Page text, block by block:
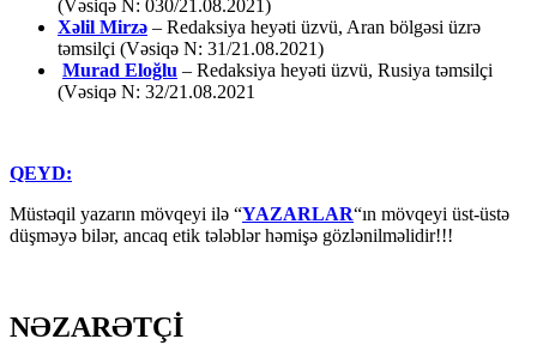
(Vəsiqə N: 030/21.08.2021)
Xəlil Mirzə – Redaksiya heyəti üzvü, Aran bölgəsi üzrə
təmsilçi (Vəsiqə N: 31/21.08.2021)
Murad Eloğlu – Redaksiya heyəti üzvü, Rusiya təmsilçi
(Vəsiqə N: 32/21.08.2021
QEYD:
Müstəqil yazarın mövqeyi ilə “YAZARLAR“ın mövqeyi üst-üstə
düşməyə bilər, ancaq etik tələblər həmişə gözlənilməlidir!!!
NƏZARƏTÇİ